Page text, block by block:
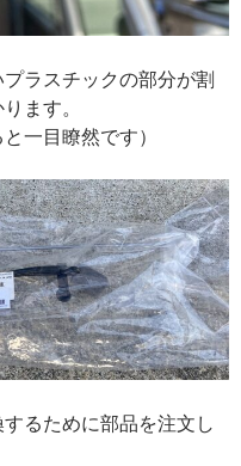
ラスチックの部分が割
ます。
一目瞭然です）
るために部品を注文し